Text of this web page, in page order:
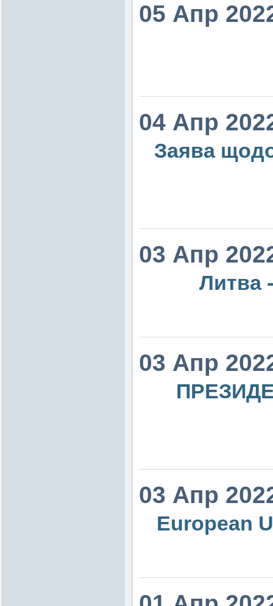
05 Апр
04 Апр
Заява щодо
03 Апр
Литва
03 Апр
03 Апр
European